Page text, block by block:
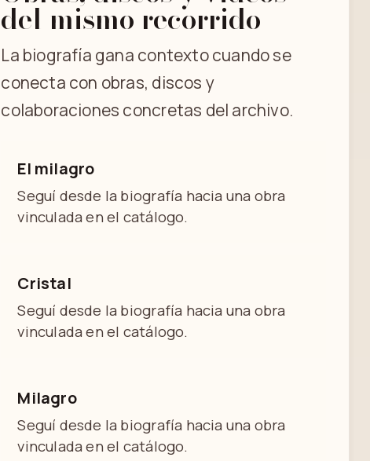
del mismo recorrido
La biografía gana contexto cuando se
conecta con obras, discos y
colaboraciones concretas del archivo.
El milagro
Seguí desde la biografía hacia una obra
vinculada en el catálogo.
Cristal
Seguí desde la biografía hacia una obra
vinculada en el catálogo.
Milagro
Seguí desde la biografía hacia una obra
vinculada en el catálogo.